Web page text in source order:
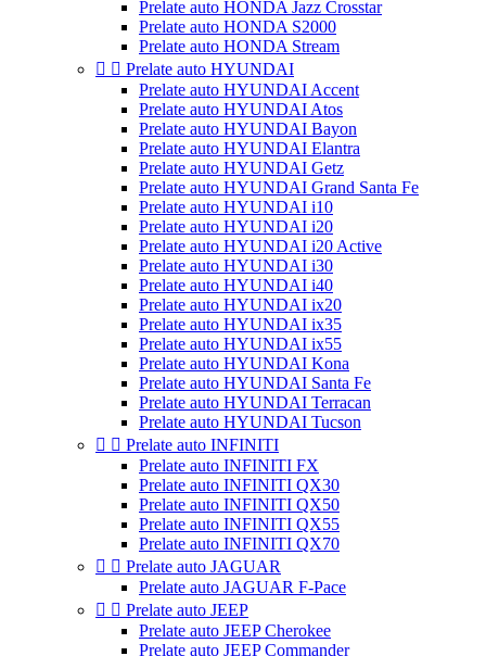
Prelate auto HONDA Jazz Crosstar
Prelate auto HONDA S2000
Prelate auto HONDA Stream
  Prelate auto HYUNDAI
Prelate auto HYUNDAI Accent
Prelate auto HYUNDAI Atos
Prelate auto HYUNDAI Bayon
Prelate auto HYUNDAI Elantra
Prelate auto HYUNDAI Getz
Prelate auto HYUNDAI Grand Santa Fe
Prelate auto HYUNDAI i10
Prelate auto HYUNDAI i20
Prelate auto HYUNDAI i20 Active
Prelate auto HYUNDAI i30
Prelate auto HYUNDAI i40
Prelate auto HYUNDAI ix20
Prelate auto HYUNDAI ix35
Prelate auto HYUNDAI ix55
Prelate auto HYUNDAI Kona
Prelate auto HYUNDAI Santa Fe
Prelate auto HYUNDAI Terracan
Prelate auto HYUNDAI Tucson
  Prelate auto INFINITI
Prelate auto INFINITI FX
Prelate auto INFINITI QX30
Prelate auto INFINITI QX50
Prelate auto INFINITI QX55
Prelate auto INFINITI QX70
  Prelate auto JAGUAR
Prelate auto JAGUAR F-Pace
  Prelate auto JEEP
Prelate auto JEEP Cherokee
Prelate auto JEEP Commander